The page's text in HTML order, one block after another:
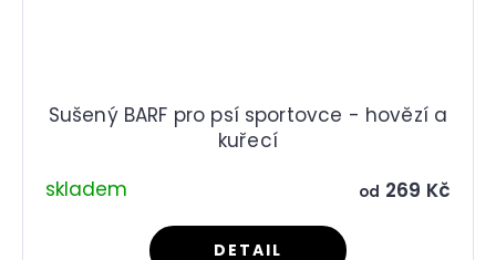
Sušený BARF pro psí sportovce - hovězí a
kuřecí
skladem
od 269 Kč
DETAIL